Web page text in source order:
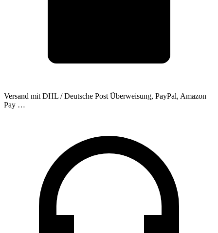
Versand mit DHL / Deutsche Post Überweisung, PayPal, Amazon
Pay …